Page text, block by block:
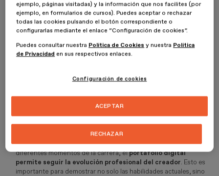
Su importancia no solo se limita a la presentación de logros
pasados, sino que también está arraigada en su capacidad para
destacar en un mundo cada vez más digitalizado y competitivo.
Creatividad visual e innovación: el portafolio permite a los
creatividad visual mediante imágenes, vídeos y diseños
envolvente.
Habilidades técnicas y variedad: muestra no solo el producto
final, sino también elproceso creativo. Desde bocetos iniciales
hasta la versión final, un portafolio digital evidencia la habilidad
técnica y la versatilidad del profesional.
Evolución profesional: a través de la inclusión de proyectos de
diferentes momentos de la carrera, elportafolio digital
permite seguir la evolución profesional del creador. Esto es
importante para demostrar no solo las habilidades actuales, sino
ejemplo, páginas visitadas) y la información que nos facilites (por
ejemplo, en formularios de cursos). Puedes aceptar o rechazar
todas las cookies pulsando el botón correspondiente o
configurarlas mediante el enlace “Configuración de cookies”.
Puedes consultar nuestra Política de Cookies y nuestra Política
de Privacidad en sus respectivos enlaces.
Configuración de cookies
RECHAZAR
ACEPTAR